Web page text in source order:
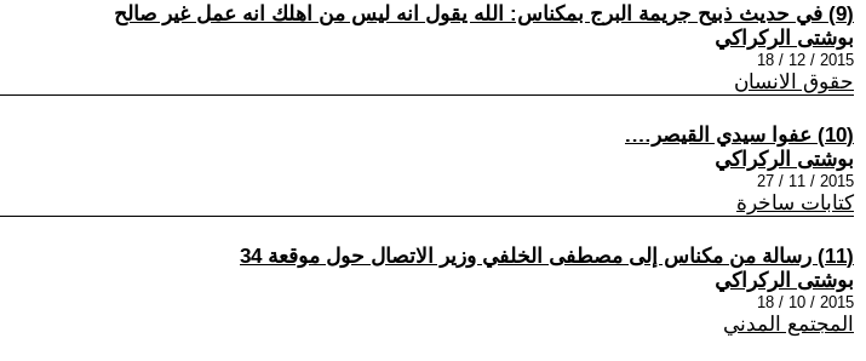
(9) في حديث ذبيح جريمة البرج بمكناس: الله يقول انه ليس من اهلك انه عمل غير صالح
بوشتى الركراكي
2015 / 12 / 18
حقوق الانسان
(10) عفوا سيدي القيصر….
بوشتى الركراكي
2015 / 11 / 27
كتابات ساخرة
(11) رسالة من مكناس إلى مصطفى الخلفي وزير الاتصال حول موقعة 34
بوشتى الركراكي
2015 / 10 / 18
المجتمع المدني